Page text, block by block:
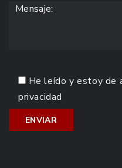
He leído y estoy de
privacidad